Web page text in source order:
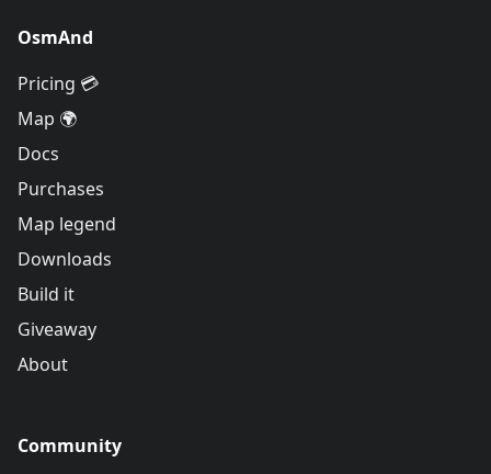
OsmAnd
Pricing 💳
Map 🌍
Docs
Purchases
Map legend
Downloads
Build it
Giveaway
About
Community